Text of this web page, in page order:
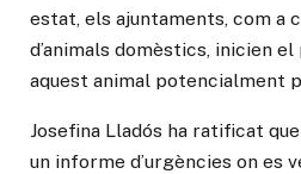
estat, els ajuntaments, com a
d’animals domèstics, inicien
aquest animal potencialment
Josefina Lladós ha ratificat que
un informe d’urgències on es